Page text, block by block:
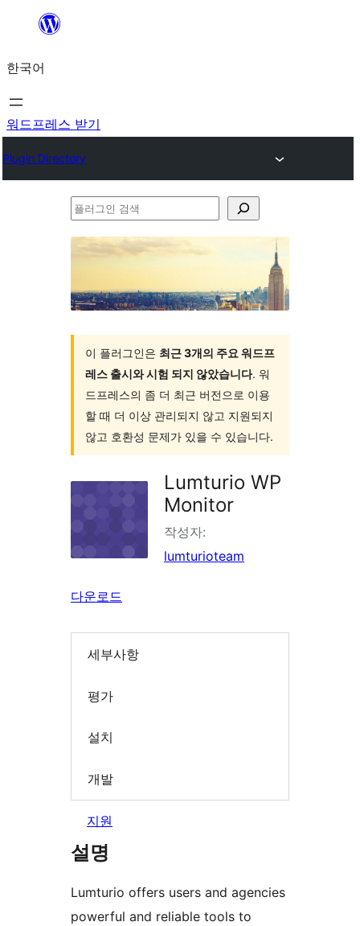
츠
로
바
가
한국어
워드프레스 받기
Plugin Directory
플
검
이 플러그인은 최근 3개의 주요 워드프
레스 출시와 시험 되지 않았습니다. 워
드프레스의 좀 더 최근 버전으로 이용
할 때 더 이상 관리되지 않고 지원되지
않고 호환성 문제가 있을 수 있습니다.
Lumturio WP
Monitor
작성자:
lumturioteam
다운로드
세부사항
평가
설치
개발
지원
설명
Lumturio offers users and agencies
powerful and reliable tools to